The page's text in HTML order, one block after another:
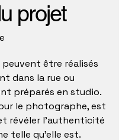
projet
être réalisés
dans la rue ou
préparés en studio.
le photographe, est
révéler l'authenticité
telle qu'elle est.